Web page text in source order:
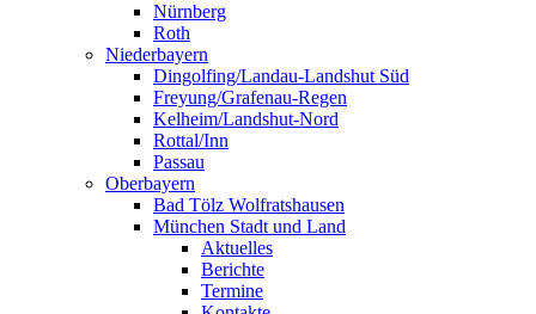
Nürnberg
Roth
Niederbayern
Dingolfing/Landau-Landshut Süd
Freyung/Grafenau-Regen
Kelheim/Landshut-Nord
Rottal/Inn
Passau
Oberbayern
Bad Tölz Wolfratshausen
München Stadt und Land
Aktuelles
Berichte
Termine